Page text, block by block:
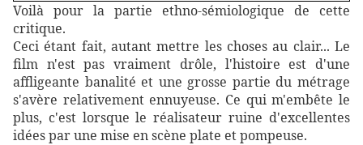
Voilà pour la partie ethno-sémiologique de cette
critique.
Ceci étant fait, autant mettre les choses au clair... Le
film n'est pas vraiment drôle, l'histoire est d'une
affligeante banalité et une grosse partie du métrage
s'avère relativement ennuyeuse. Ce qui m'embête le
plus, c'est lorsque le réalisateur ruine d'excellentes
idées par une mise en scène plate et pompeuse.